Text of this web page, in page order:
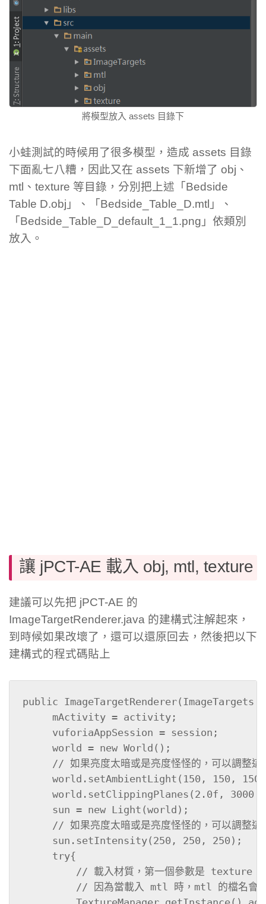
將模型放入 assets 目錄下
小蛙測試的時候用了很多模型，造成 assets 目錄
下面亂七八糟，因此又在 assets 下新增了 obj、
mtl、texture 等目錄，分別把上述「Bedside
Table D.obj」、「Bedside_Table_D.mtl」、
「Bedside_Table_D_default_1_1.png」依類別
放入。
讓 jPCT-AE 載入 obj, mtl, texture
建議可以先把 jPCT-AE 的
ImageTargetRenderer.java 的建構式注解起來，
到時候如果改壞了，還可以還原回去，然後把以下
建構式的程式碼貼上
public
mActivity = activity;
vuforiaAppSession = session;
world = new World();
// 如果亮度太暗或是亮度怪怪的，可以調整這
world.setAmbientLight(150, 150,
world.setClippingPlanes(2.0f,
sun = new Light(world);
// 如果亮度太暗或是亮度怪怪的，可以調整這
sun.setIntensity(250, 250, 250);
try{
// 載入材質，第一個參數是 texture 名稱
// 因為當載入 mtl 時，mtl 的檔名會自